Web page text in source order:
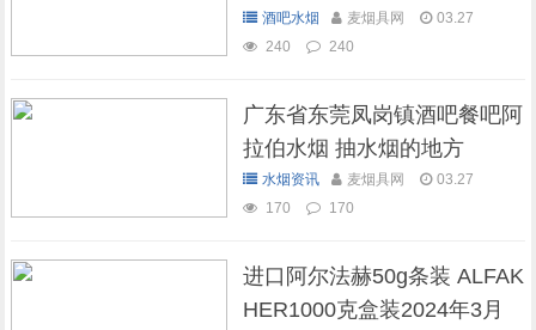
酒吧水烟 麦烟具网
03.27
240
240
广东省东莞凤岗镇酒吧餐吧阿
拉伯水烟 抽水烟的地方
水烟资讯 麦烟具网
03.27
170
170
进口阿尔法赫50g条装 ALFAK
HER1000克盒装2024年3月